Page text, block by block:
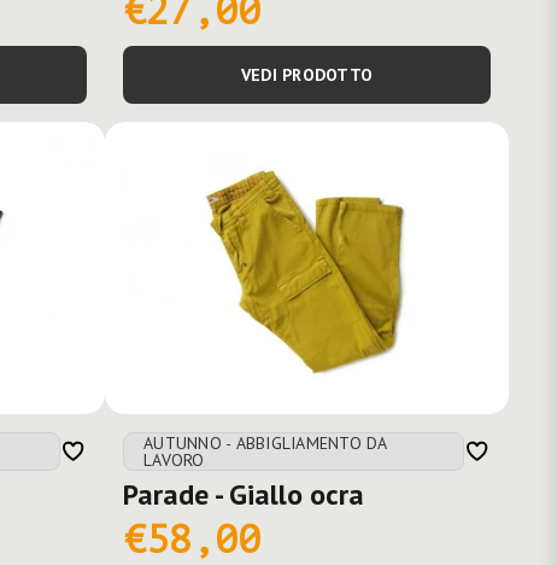
€27,00
VEDI PRODOTTO
AUTUNNO - ABBIGLIAMENTO DA
LAVORO
Parade - Giallo ocra
€58,00